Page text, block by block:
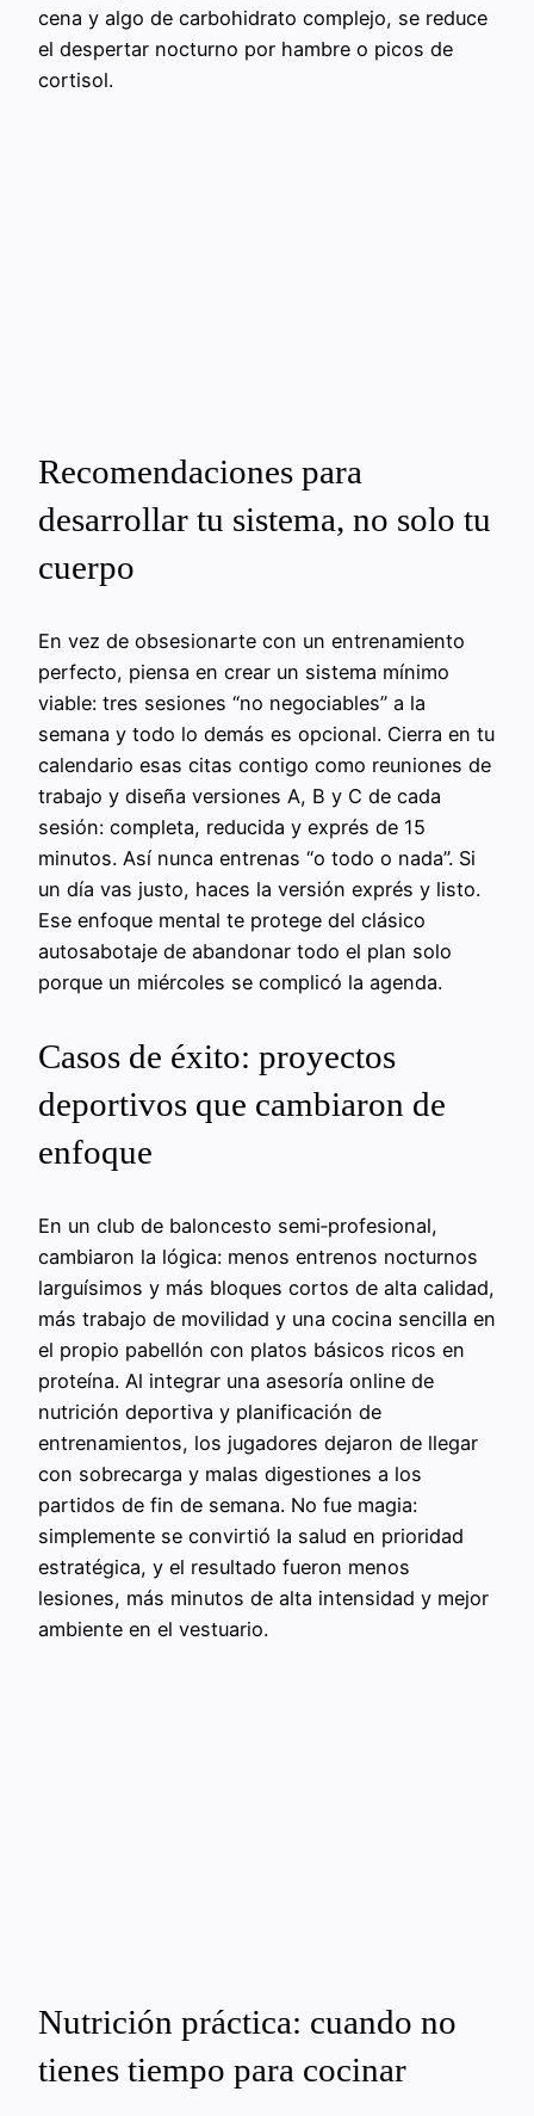
cena y algo de carbohidrato complejo, se reduce
el despertar nocturno por hambre o picos de
cortisol.
Recomendaciones para
desarrollar tu sistema, no solo tu
cuerpo
En vez de obsesionarte con un entrenamiento
perfecto, piensa en crear un sistema mínimo
viable: tres sesiones “no negociables” a la
semana y todo lo demás es opcional. Cierra en tu
calendario esas citas contigo como reuniones de
trabajo y diseña versiones A, B y C de cada
sesión: completa, reducida y exprés de 15
minutos. Así nunca entrenas “o todo o nada”. Si
un día vas justo, haces la versión exprés y listo.
Ese enfoque mental te protege del clásico
autosabotaje de abandonar todo el plan solo
porque un miércoles se complicó la agenda.
Casos de éxito: proyectos
deportivos que cambiaron de
enfoque
En un club de baloncesto semi‑profesional,
cambiaron la lógica: menos entrenos nocturnos
larguísimos y más bloques cortos de alta calidad,
más trabajo de movilidad y una cocina sencilla en
el propio pabellón con platos básicos ricos en
proteína. Al integrar una asesoría online de
nutrición deportiva y planificación de
entrenamientos, los jugadores dejaron de llegar
con sobrecarga y malas digestiones a los
partidos de fin de semana. No fue magia:
simplemente se convirtió la salud en prioridad
estratégica, y el resultado fueron menos
lesiones, más minutos de alta intensidad y mejor
ambiente en el vestuario.
Nutrición práctica: cuando no
tienes tiempo para cocinar